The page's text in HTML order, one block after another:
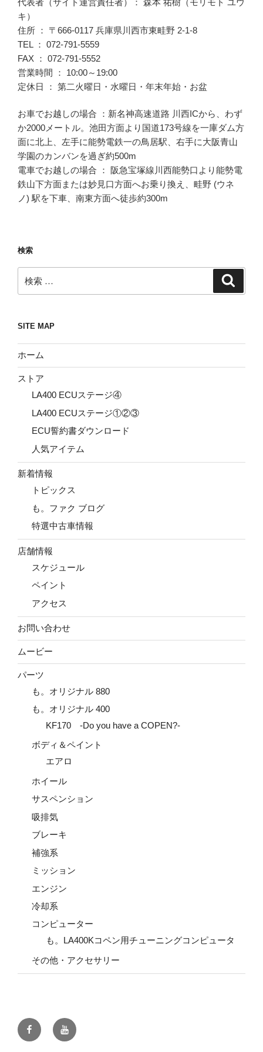
キ）
住所 ： 〒666-0117 兵庫県川西市東畦野 2-1-8
TEL ： 072-791-5559
FAX ： 072-791-5552
営業時間 ： 10:00～19:00
定休日 ： 第二火曜日・水曜日・年末年始・お盆
お車でお越しの場合 ：新名神高速道路 川西ICから、わず
か2000メートル。池田方面より国道173号線を一庫ダム方
面に北上、左手に能勢電鉄一の鳥居駅、右手に大阪青山
学園のカンバンを過ぎ約500m
電車でお越しの場合 ： 阪急宝塚線川西能勢口より能勢電
鉄山下方面または妙見口方面へお乗り換え、畦野 (ウネ
ノ) 駅を下車、南東方面へ徒歩約300m
検索
索:
SITE MAP
ホーム
ストア
LA400 ECUステージ④
LA400 ECUステージ①②③
ECU誓約書ダウンロード
人気アイテム
新着情報
トピックス
も。ファク ブログ
特選中古車情報
店舗情報
スケジュール
ペイント
アクセス
お問い合わせ
ムービー
パーツ
も。オリジナル 880
も。オリジナル 400
KF170 -Do you have a COPEN?-
ボディ＆ペイント
エアロ
ホイール
サスペンション
吸排気
ブレーキ
補強系
ミッション
エンジン
冷却系
コンピューター
も。LA400Kコペン用チューニングコンピュータ
その他・アクセサリー
FacebookYouTube